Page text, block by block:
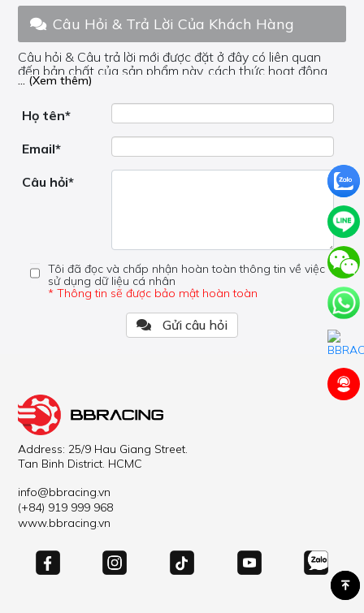
Câu Hỏi & Trả Lời Của Khách Hàng
Câu hỏi & Câu trả lời mới được đặt ở đây có liên quan
đến bản chất của sản phẩm này, cách thức hoạt động,
nơi hoạt động, liệu nó có hữu ích không, v.v.
câu hỏi của bạn ở đây mà bên trong trang đó.
... (Xem thêm)
Họ tên*
Email*
Câu hỏi*
Tôi đã đọc và chấp nhận hoàn toàn thông tin về việc
sử dụng dữ liệu cá nhân
* Thông tin sẽ được bảo mật hoàn toàn
Gửi câu hỏi
Address: 25/9 Hau Giang Street.
Tan Binh District. HCMC
info@bbracing.vn
(+84) 919 999 968
www.bbracing.vn